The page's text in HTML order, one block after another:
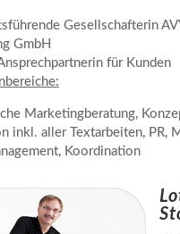
Gesellschafterin
GmbH
für Kunden
Marketingberatung,
inkl. aller Textarbeiten, PR,
Koordination